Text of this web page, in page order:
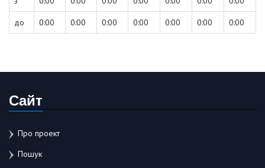
до 0:00 0:00 0:00 0:00 0:00 0:00 0:00
Сайт
Про проект
Пошук